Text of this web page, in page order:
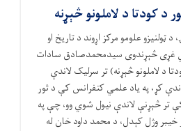
د کودتا د لاملونو څېړنه
ټولنیزو علومو مرکز اړوند د تاریخ او
غړی څېړندوی سیدمحمدصادق سادات
د لاملونو څېړنه) تر سرلیک لاندې
کړ، په یاد علمي كنفرانس کې د ثور
کې تر څېړنې لاندې نیول شوي وو، چې په
خیبر وژل کېدل، د محمد داود خان له